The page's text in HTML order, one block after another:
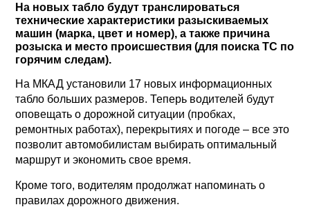
На новых табло будут транслироваться
технические характеристики разыскиваемых
машин (марка, цвет и номер), а также причина
розыска и место происшествия (для поиска ТС по
горячим следам).
На МКАД установили 17 новых информационных
табло больших размеров. Теперь водителей будут
оповещать о дорожной ситуации (пробках,
ремонтных работах), перекрытиях и погоде – все это
позволит автомобилистам выбирать оптимальный
маршрут и экономить свое время.
Кроме того, водителям продолжат напоминать о
правилах дорожного движения.